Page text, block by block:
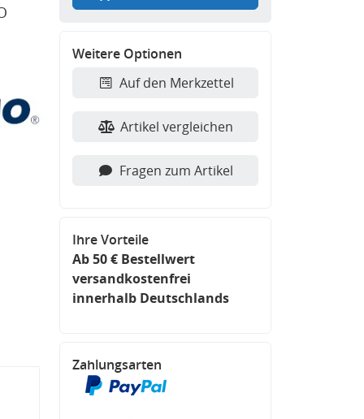
Weitere Optionen
Auf den Merkzettel
Artikel vergleichen
Fragen zum Artikel
Ihre Vorteile
Ab 50 € Bestellwert
versandkostenfrei
innerhalb Deutschlands
Zahlungsarten